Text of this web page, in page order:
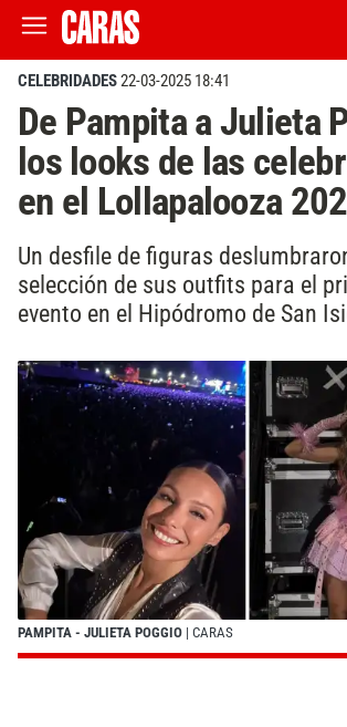
CELEBRIDADES22-03-2025 18:41
De Pampita a Julieta
los looks de las
en el Lollapalooza
Un desfile de figuras
selección de sus outfits para el
evento en el Hipódromo de San
PAMPITA - JULIETA POGGIO | CARAS